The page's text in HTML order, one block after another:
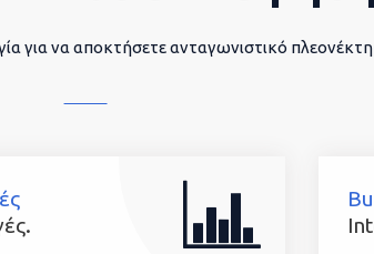
για να αποκτήσετε ανταγωνιστικό